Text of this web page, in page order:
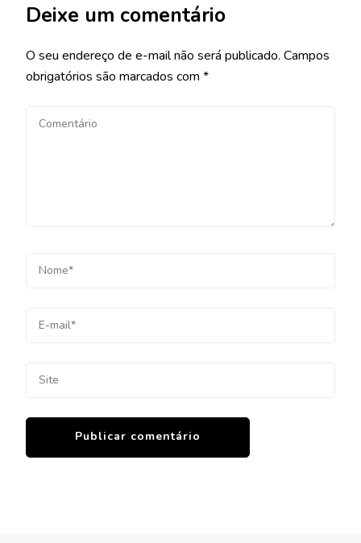
Deixe um comentário
O seu endereço de e-mail não será publicado. Campos
obrigatórios são marcados com *